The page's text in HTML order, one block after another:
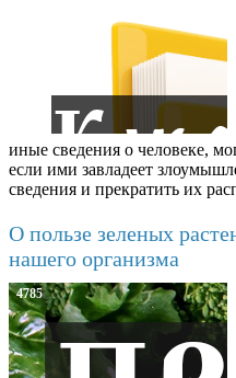
иные сведения о человеке,
если ими завладеет
сведения и прекратить их
О пользе зеленых
нашего организма
4785